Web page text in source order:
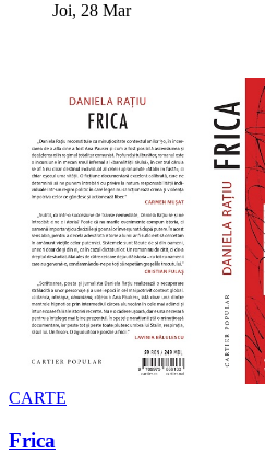
Joi, 28 Mar
CARTE
Frica